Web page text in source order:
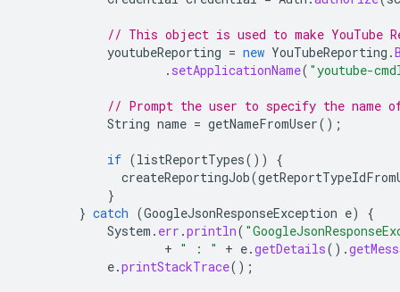
// This object is used to make YouTube
youtubeReporting = new YouTubeReporting .
. setApplicationName( "youtube-
// Prompt the user to specify the name
String name = getNameFromUser();
if (listReportTypes())
{
createReportingJob(
}
} catch (GoogleJsonResponseException e)
{
System . err .println(
+ " : " + e.getDetails().
e.printStackTrace();